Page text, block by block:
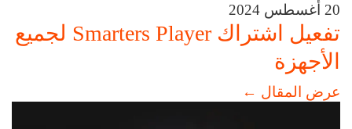
20 أغسطس 2024
تفعيل اشتراك Smarters Player لجميع
الأجهزة
عرض المقال ←